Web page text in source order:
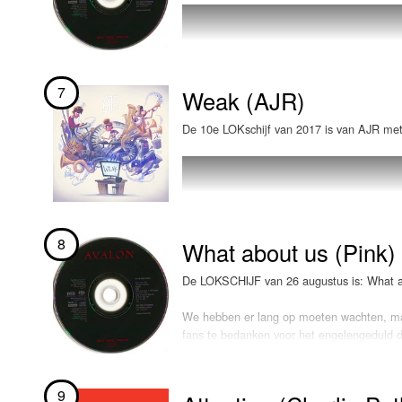
7 Weak (AJR)
De 10e LOKschijf van 2017 is van AJR
8 What about us (Pink)
De LOKSCHIJF van 26 augustus is: What
We hebben er lang op moeten wachten,
fans te bedanken voor het
9